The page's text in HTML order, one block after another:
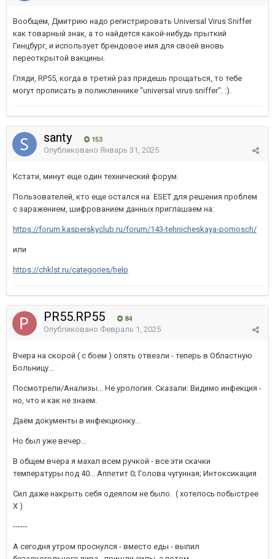
Вообщем, Дмитрию надо регистрировать Universal Virus Sniffer
как товарный знак, а то найдется какой-нибудь прыткий
Гинцбург, и использует брендовое имя для своей вновь
переоткрытой вакцины.
Гляди, RP55, когда в третий раз придешь прощаться, то тебе
могут прописать в поликлиннике "universal virus sniffer". :).
santy 153
Опубликовано Январь 31, 2025
Кстати, минут еще один технический форум.
Пользователей, кто еще остался на ESET для решения проблем
с заражением, шифрованием данных приглашаем на:
https://forum.kasperskyclub.ru/forum/143-tehnicheskaya-pomosch/
или
https://chklst.ru/categories/help
PR55.RP55 84
Опубликовано Февраль 1, 2025
Вчера на скорой ( с боем ) опять отвезли - теперь в Областную
Больницу...
Посмотрели/Анализы... Не урология. Сказали: Видимо инфекция -
но, что и как не знаем.
Даём документы в инфекционку...
Но был уже вечер...
В общем вчера я махал всем ручкой - все эти скачки
температуры под 40... Аппетит 0; Голова чугунная; Интоксикация
Сил даже накрыть себя одеялом не было. ( хотелось побыстрее
Х )
------
А сегодня утром проснулся - вместо еды - выпил